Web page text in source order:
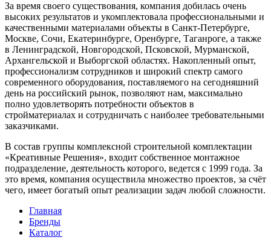
За время своего существования, компания добилась очень
высоких результатов и укомплектовала профессиональными и
качественными материалами объекты в Санкт-Петербурге,
Москве, Сочи, Екатеринбурге, Оренбурге, Таганроге, а также
в Ленинградской, Новгородской, Псковской, Мурманской,
Архангельской и Выборгской областях. Накопленный опыт,
профессионализм сотрудников и широкий спектр самого
современного оборудования, поставляемого на сегодняшний
день на российский рынок, позволяют нам, максимально
полно удовлетворять потребности объектов в
стройматериалах и сотрудничать с наиболее требовательными
заказчиками.
В состав группы комплексной строительной комплектации
«Креативные Решения», входит собственное монтажное
подразделение, деятельность которого, ведется с 1999 года. За
это время, компания осуществила множество проектов, за счёт
чего, имеет богатый опыт реализации задач любой сложности.
Главная
Бренды
Каталог